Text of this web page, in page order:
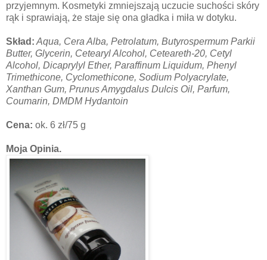
przyjemnym. Kosmetyki zmniejszają uczucie suchości skóry
rąk i sprawiają, że staje się ona gładka i miła w dotyku.
Skład: Aqua, Cera Alba, Petrolatum, Butyrospermum Parkii
Butter, Glycerin, Cetearyl Alcohol, Ceteareth-20, Cetyl
Alcohol, Dicaprylyl Ether, Paraffinum Liquidum, Phenyl
Trimethicone, Cyclomethicone, Sodium Polyacrylate,
Xanthan Gum, Prunus Amygdalus Dulcis Oil, Parfum,
Coumarin, DMDM Hydantoin
Cena: ok. 6 zł/75 g
Moja Opinia.